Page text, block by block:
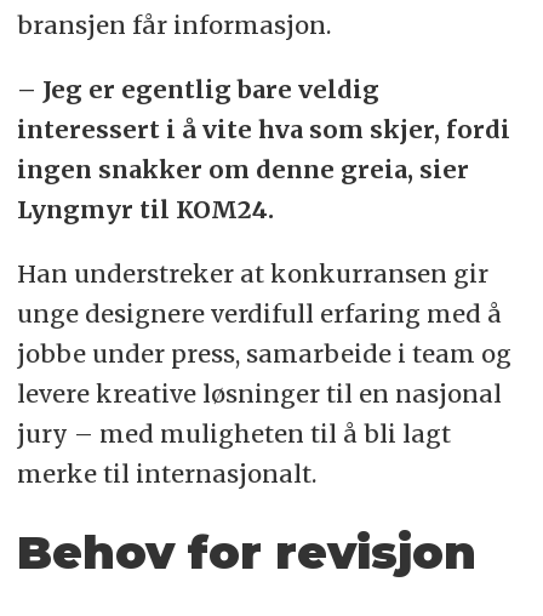
bransjen får informasjon.
– Jeg er egentlig bare veldig
interessert i å vite hva som skjer, fordi
ingen snakker om denne greia, sier
Lyngmyr til KOM24.
Han understreker at konkurransen gir
unge designere verdifull erfaring med å
jobbe under press, samarbeide i team og
levere kreative løsninger til en nasjonal
jury – med muligheten til å bli lagt
merke til internasjonalt.
Behov for revisjon